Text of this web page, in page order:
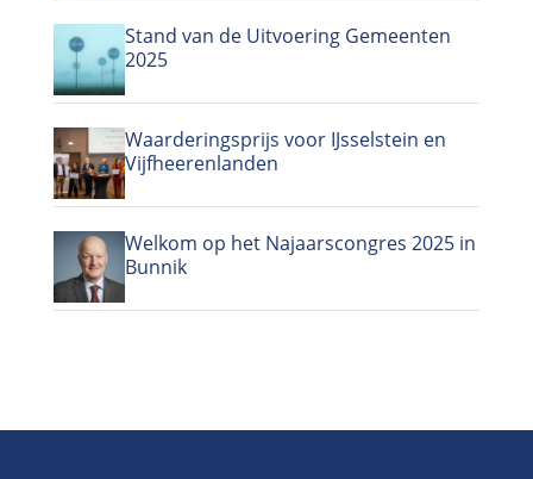
Stand van de Uitvoering Gemeenten
2025
Waarderingsprijs voor IJsselstein en
Vijfheerenlanden
Welkom op het Najaarscongres 2025 in
Bunnik